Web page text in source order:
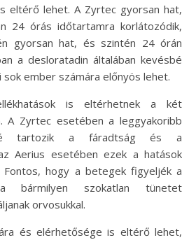
eltérő lehet. A Zyrtec gyorsan hat,
24 órás időtartamra korlátozódik,
gyorsan hat, és szintén 24 órán
a desloratadin általában kevésbé
ember számára előnyös lehet.
is eltérhetnek a két
A Zyrtec esetében a leggyakoribb
tartozik a fáradtság és a
Aerius esetében ezek a hatások
Fontos, hogy a betegek figyeljék a
bármilyen szokatlan tünetet
orvosukkal.
és elérhetősége is eltérő lehet,